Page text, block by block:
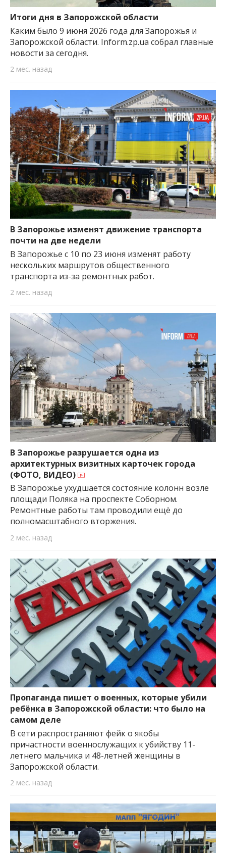
важную информацию о событиях
города Запорожья и области.
Итоги дня в Запорожской области
Каким было 9 июня 2026 года для Запорожья и
Запорожской области. Inform.zp.ua собрал главные
новости за сегодня.
2 мес. назад
В Запорожье изменят движение транспорта
почти на две недели
В Запорожье с 10 по 23 июня изменят работу
нескольких маршрутов общественного
транспорта из-за ремонтных работ.
2 мес. назад
В Запорожье разрушается одна из
архитектурных визитных карточек города
(ФОТО, ВИДЕО)
В Запорожье ухудшается состояние колонн возле
площади Поляка на проспекте Соборном.
Ремонтные работы там проводили ещё до
полномасштабного вторжения.
2 мес. назад
Пропаганда пишет о военных, которые убили
ребёнка в Запорожской области: что было на
самом деле
В сети распространяют фейк о якобы
причастности военнослужащих к убийству 11-
летнего мальчика и 48-летней женщины в
Запорожской области.
2 мес. назад